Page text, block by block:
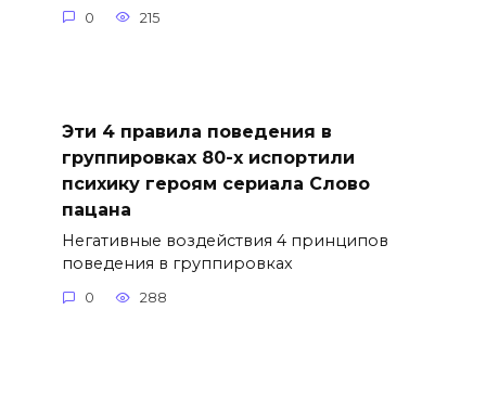
0 215
Эти 4 правила поведения в
группировках 80-х испортили
психику героям сериала Слово
пацана
Негативные воздействия 4 принципов
поведения в группировках
0 288